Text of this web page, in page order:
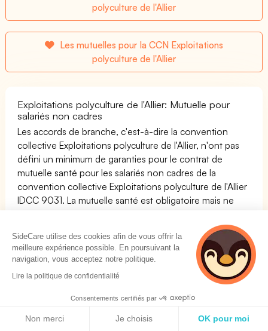
polyculture de l'Allier
Les mutuelles pour la CCN Exploitations
polyculture de l'Allier
Exploitations polyculture de l'Allier: Mutuelle pour
salariés non cadres
Les accords de branche, c'est-à-dire la convention
collective Exploitations polyculture de l'Allier, n'ont pas
défini un minimum de garanties pour le contrat de
mutuelle santé pour les salariés non cadres de la
convention collective Exploitations polyculture de l'Allier
IDCC 9031. La mutuelle santé est obligatoire mais ne
de l'ANI (l'Accord National Interprofessionnel) signé le 13
janvier 2013.
Exploitations polyculture de l'Allier: Mutuelle salariés
cadres
Les accords de branche, c'est-à-dire la convention
collective Exploitations polyculture de l'Allier, n'ont pas
défini un minimum de garanties pour le contrat de
SideCare utilise des cookies afin de vous offrir la
meilleure expérience possible. En poursuivant la
navigation, vous acceptez notre politique.
Lire la politique de confidentialité
Consentements certifiés par
Non merci Je choisis OK pour moi